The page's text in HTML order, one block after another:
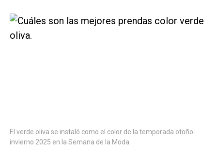
El verde oliva se instaló como el color de la temporada otoño-
invierno 2025 en la Semana de la Moda.